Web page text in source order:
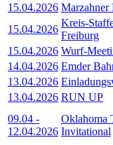
15.04.2026 Marzahner
15.04.2026
Kreis-
Freiburg
15.04.2026 Wurf-
14.04.2026 Emder
13.04.2026
13.04.2026 RUN UP
09.04 -
12.04.2026
Oklahoma
Invitational